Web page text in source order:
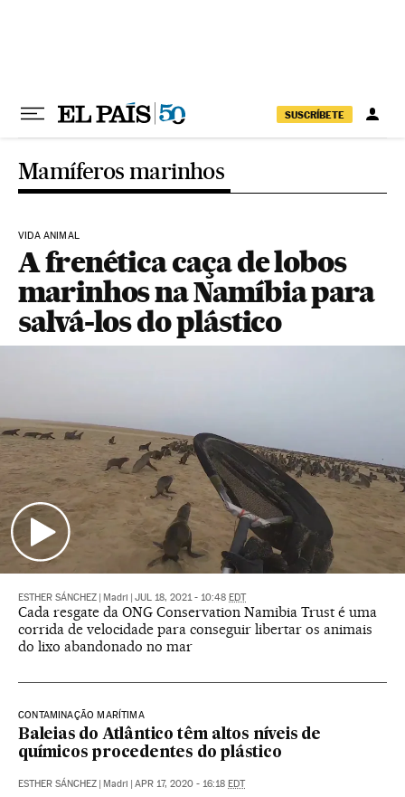
SUSCRÍBETE
Mamíferos marinhos
VIDA ANIMAL
A frenética caça de lobos
marinhos na Namíbia para
salvá-los do plástico
ESTHER SÁNCHEZ Madri JUL 18, 2021 - 10:48 EDT
Cada resgate da ONG Conservation Namibia Trust é uma
corrida de velocidade para conseguir libertar os animais
do lixo abandonado no mar
CONTAMINAÇÃO MARÍTIMA
Baleias do Atlântico têm altos níveis de
químicos procedentes do plástico
ESTHER SÁNCHEZ Madri APR 17, 2020 - 16:18 EDT